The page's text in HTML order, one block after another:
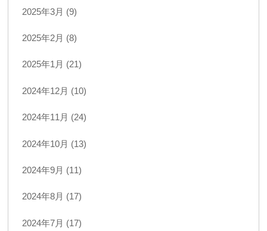
2025年3月 (9)
2025年2月 (8)
2025年1月 (21)
2024年12月 (10)
2024年11月 (24)
2024年10月 (13)
2024年9月 (11)
2024年8月 (17)
2024年7月 (17)